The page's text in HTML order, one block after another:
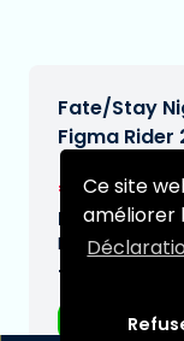
Ce site
améliorer
Fate/Stay
Figma Rider
€97,95
Date de
N/A
Type: